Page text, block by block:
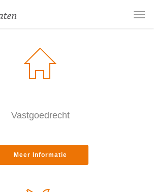
Vastgoedrecht
Meer Informatie